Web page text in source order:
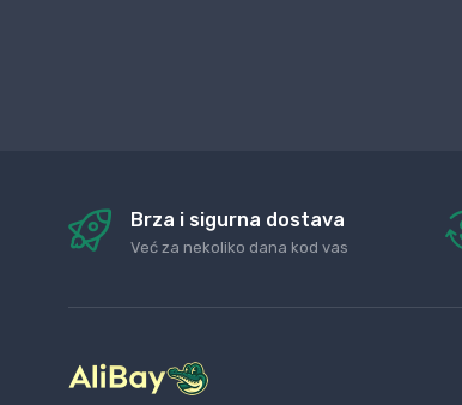
Brza i sigurna dostava
Već za nekoliko dana kod vas